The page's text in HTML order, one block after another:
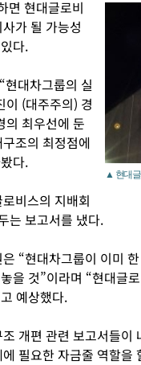
▲ 현대
면 현대글로비
가 될 가능성
다.
대차그룹의 실
이 (대주주의) 경
의 최우선에 둔
조의 최정점에
다.
비스의 지배회
는 보고서를 냈다.
“현대차그룹이 이미
을 것”이라며 “현대글
예상했다.
개편 관련 보고서들이
필요한 자금줄 역할을